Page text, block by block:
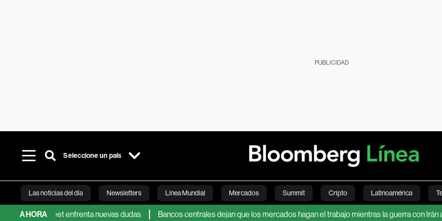
PUBLICIDAD
Seleccione un país
Las noticias del día Newsletters Línea Mundial Mercados Summit Cripto Latinoamérica
Bloomberg Green Economía Estilo de vida Mundo Videos
AHORA
Street enfrenta nuevas dudas Bancos centrales dejan que los mercados hagan el trabajo mientras la guerra con Irán añade